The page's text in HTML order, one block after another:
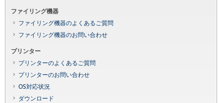
ファイリング機器
ファイリング機器のよくあるご質問
ファイリング機器のお問い合わせ
プリンター
プリンターのよくあるご質問
プリンターのお問い合わせ
OS対応状況
ダウンロード